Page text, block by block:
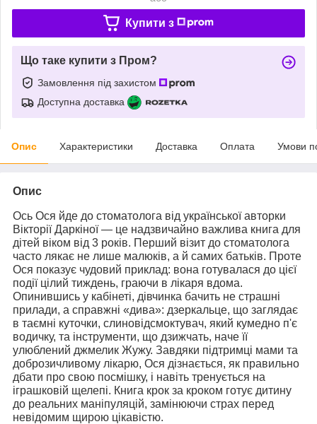
Купити з
Що таке купити з Пром?
Замовлення під захистом
Доступна доставка
Опис Характеристики Доставка Оплата Умови
Опис
Ось Ося йде до стоматолога від української авторки
Вікторії Даркіної— це надзвичайно важлива книга для
дітей віком від 3 років. Перший візит до стоматолога
часто лякає не лише малюків, а й самих батьків. Проте
Ося показує чудовий приклад: вона готувалася до цієї
події цілий тиждень, граючи в лікаря вдома.
Опинившись у кабінеті, дівчинка бачить не страшні
прилади, а справжні «дива»: дзеркальце, що заглядає
в таємні куточки, слиновідсмоктувач, який кумедно п'є
водичку, та інструменти, що дзижчать, наче її
улюблений джмелик Жужу. Завдяки підтримці мами та
доброзичливому лікарю, Ося дізнається, як правильно
дбати про свою посмішку, і навіть тренується на
іграшковій щелепі. Книга крок за кроком готує дитину
до реальних маніпуляцій, замінюючи страх перед
невідомим щирою цікавістю.